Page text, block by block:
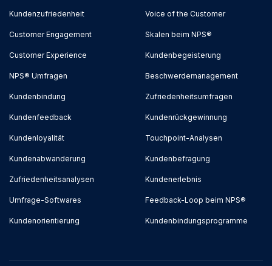
Kundenzufriedenheit
Customer Engagement
Customer Experience
NPS® Umfragen
Kundenbindung
Voice of the Customer
Skalen beim NPS®
Kundenbegeisterung
Beschwerdemanagement
Zufriedenheitsumfragen
Kundenfeedback
Kundenloyalität
Kundenabwanderung
Zufriedenheitsanalysen
Umfrage-Softwares
Kundenorientierung
Kundenrückgewinnung
Touchpoint-Analysen
Kundenbefragung
Kundenerlebnis
Feedback-Loop beim NPS®
Kundenbindungsprogramme